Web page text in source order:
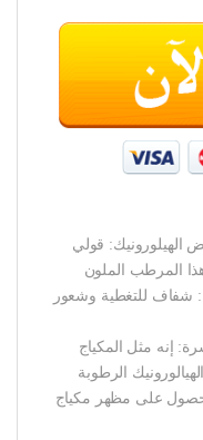
قولي
المرطب الملون
شفاف للتغطية وشعور
إنه مثل المكياج
الرطوبة
على مظهر مكياج